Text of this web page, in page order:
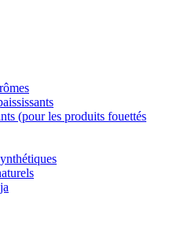
(pour les produits fouettés